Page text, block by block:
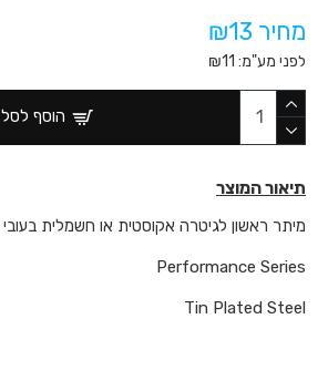
מחיר ₪13
לפני מע"מ: ₪11
הוסף לסל
תיאור המוצר
מיתר ראשון לגיטרה אקוסטית או חשמלית בעובי 010
Performance Series
Tin Plated Steel